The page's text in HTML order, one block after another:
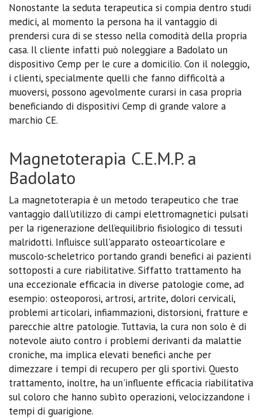
Nonostante la seduta terapeutica si compia dentro studi
medici, al momento la persona ha il vantaggio di
prendersi cura di se stesso nella comodità della propria
casa. Il cliente infatti può noleggiare a Badolato un
dispositivo Cemp per le cure a domicilio. Con il noleggio,
i clienti, specialmente quelli che fanno difficoltà a
muoversi, possono agevolmente curarsi in casa propria
beneficiando di dispositivi Cemp di grande valore a
marchio CE.
Magnetoterapia C.E.M.P. a
Badolato
La magnetoterapia è un metodo terapeutico che trae
vantaggio dall'utilizzo di campi elettromagnetici pulsati
per la rigenerazione dell’equilibrio fisiologico di tessuti
malridotti. Influisce sull'apparato osteoarticolare e
muscolo-scheletrico portando grandi benefici ai pazienti
sottoposti a cure riabilitative. Siffatto trattamento ha
una eccezionale efficacia in diverse patologie come, ad
esempio: osteoporosi, artrosi, artrite, dolori cervicali,
problemi articolari, infiammazioni, distorsioni, fratture e
parecchie altre patologie. Tuttavia, la cura non solo è di
notevole aiuto contro i problemi derivanti da malattie
croniche, ma implica elevati benefici anche per
dimezzare i tempi di recupero per gli sportivi. Questo
trattamento, inoltre, ha un'influente efficacia riabilitativa
sul coloro che hanno subìto operazioni, velocizzandone i
tempi di guarigione.